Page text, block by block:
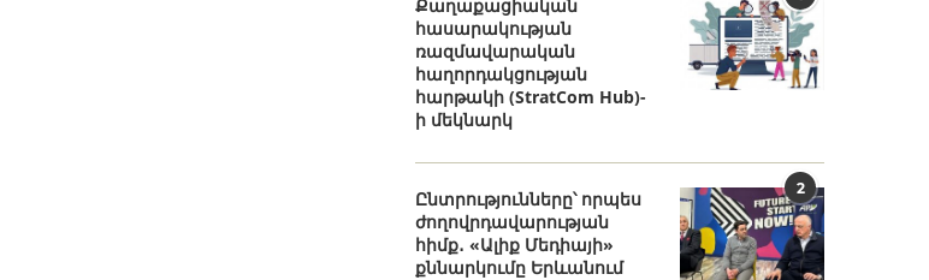
Քաղաքացիական
հասարակության
ռազմավարական
հաղորդակցության
հարթակի (StratCom Hub)-
ի մեկնարկ
2
Ընտրությունները՝ որպես
ժողովրդավարության
հիմք․ «Ալիք Մեդիայի»
քննարկումը Երևանում